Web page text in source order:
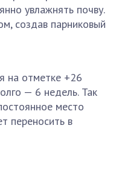
увлажнять почву.
создав парниковый
на отметке +26
— 6 недель. Так
место
переносить в